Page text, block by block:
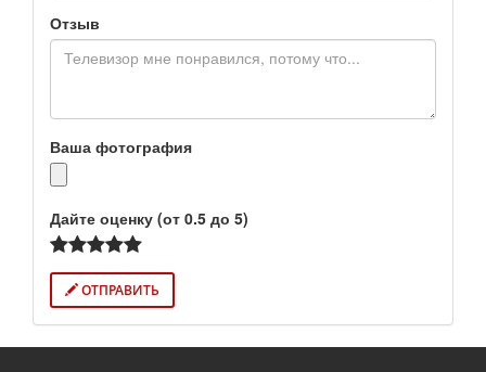
Отзыв
Ваша фотография
Дайте оценку (от 0.5 до 5)
ОТПРАВИТЬ